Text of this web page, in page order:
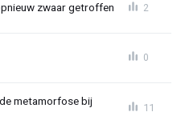
zwaar getroffen 2
0
metamorfose bij
11